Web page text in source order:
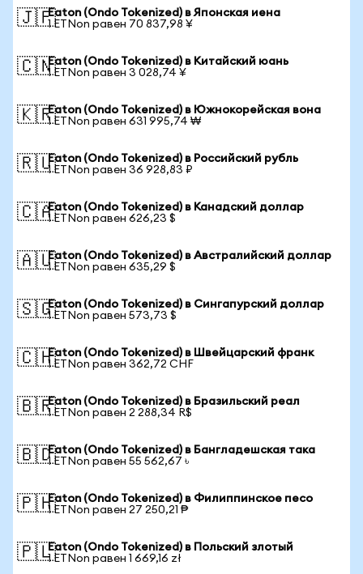
🇯🇵Eaton (Ondo Tokenized) в Японская иена
1 ETNon равен 70 837,98 ¥
🇨🇳Eaton (Ondo Tokenized) в Китайский юань
1 ETNon равен 3 028,74 ¥
🇰🇷Eaton (Ondo Tokenized) в Южнокорейская вона
1 ETNon равен 631 995,74 ₩
🇷🇺Eaton (Ondo Tokenized) в Российский рубль
1 ETNon равен 36 928,83 ₽
🇨🇦Eaton (Ondo Tokenized) в Канадский доллар
1 ETNon равен 626,23 $
🇦🇺Eaton (Ondo Tokenized) в Австралийский доллар
1 ETNon равен 635,29 $
🇸🇬Eaton (Ondo Tokenized) в Сингапурский доллар
1 ETNon равен 573,73 $
🇨🇭Eaton (Ondo Tokenized) в Швейцарский франк
1 ETNon равен 362,72 CHF
🇧🇷Eaton (Ondo Tokenized) в Бразильский реал
1 ETNon равен 2 288,34 R$
🇧🇩Eaton (Ondo Tokenized) в Бангладешская така
1 ETNon равен 55 562,67 ৳
🇵🇭Eaton (Ondo Tokenized) в Филиппинское песо
1 ETNon равен 27 250,21 ₱
🇵🇱Eaton (Ondo Tokenized) в Польский злотый
1 ETNon равен 1 669,16 zł